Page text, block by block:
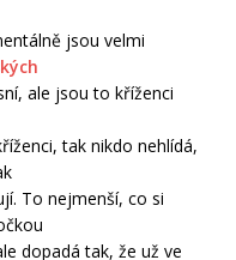
jsou velmi
ale jsou to kříženci
tak nikdo nehlídá,
To nejmenší, co si
dopadá tak, že už ve